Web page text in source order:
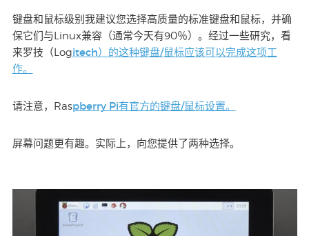
键盘和鼠标级别我建议您选择高质量的标准键盘和鼠标，并确
保它们与Linux兼容（通常今天有90％）。经过一些研究，看
来罗技（Logitech）的这种键盘/鼠标应该可以完成这项工
作。
请注意，Raspberry Pi有官方的键盘/鼠标设置。
屏幕问题更有趣。实际上，向您提供了两种选择。